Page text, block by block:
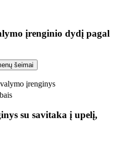
įrenginio dydį pagal
šeimai
su savitaka į upelį,